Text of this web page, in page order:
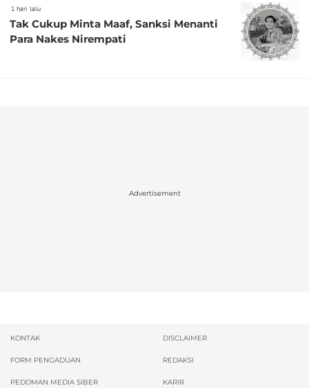
1 hari lalu
Tak Cukup Minta Maaf, Sanksi Menanti
Para Nakes Nirempati
Advertisement
KONTAK DISCLAIMER
FORM PENGADUAN REDAKSI
PEDOMAN MEDIA SIBER KARIR